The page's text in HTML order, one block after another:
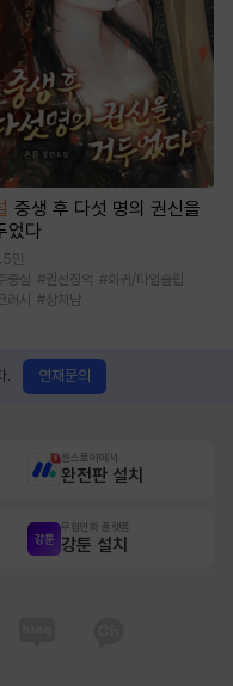
중생 후 다섯 명의 권신을
었다
만
중심 #권선징악 #회귀/타임슬립
러시 #상처남
. 연재문의
원스토어에서
완전판 설치
무협만화 플랫폼
강툰 설치